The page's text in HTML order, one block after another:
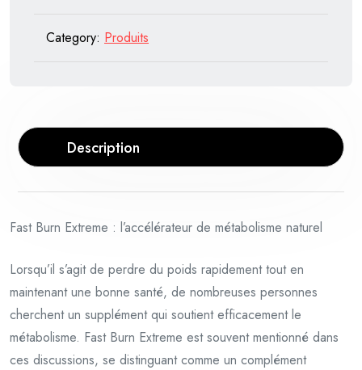
Category: Produits
Description
Fast Burn Extreme : l’accélérateur de métabolisme naturel
Lorsqu’il s’agit de perdre du poids rapidement tout en
maintenant une bonne santé, de nombreuses personnes
cherchent un supplément qui soutient efficacement le
métabolisme. Fast Burn Extreme est souvent mentionné dans
ces discussions, se distinguant comme un complément